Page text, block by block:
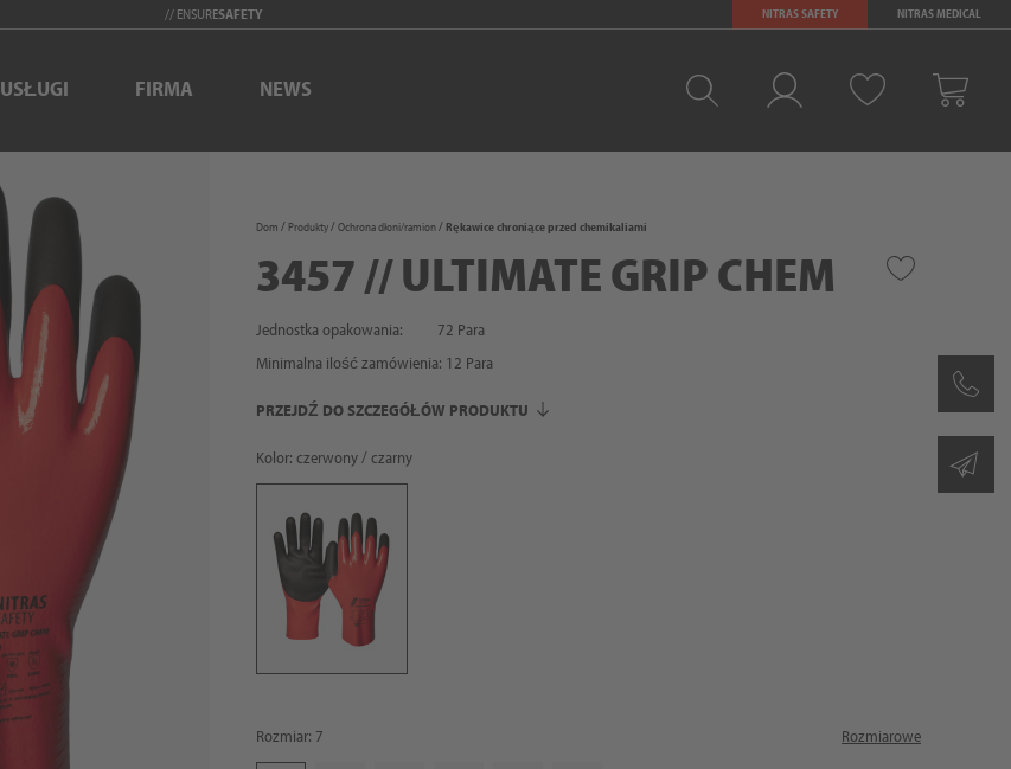
// ENSURESAFETY NITRAS SAFETY NITRAS MEDICAL
USŁUGI FIRMA NEWS
Dom Produkty Ochrona dłoni/ramion Rękawice chroniące przed chemikaliami
3457 // ULTIMATE GRIP CHEM
Jednostka opakowania:
72 Para
Minimalna ilość zamówienia: 12 Para
PRZEJDŹ DO SZCZEGÓŁÓW PRODUKTU
Kolor: czerwony / czarny
Rozmiar: 7 Rozmiarowe